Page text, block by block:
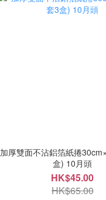
加厚雙面不沾鋁箔紙捲
盒) 10月頭
HK$45.00
HK$65.00